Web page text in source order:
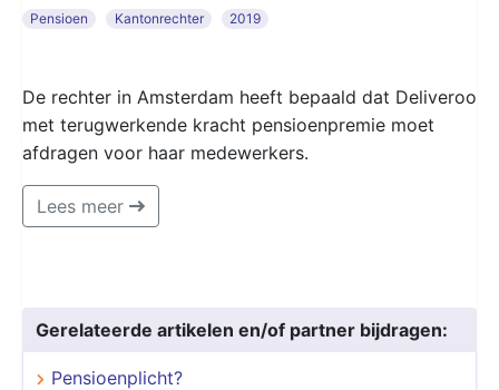
Pensioen Kantonrechter 2019
De rechter in Amsterdam heeft bepaald dat Deliveroo
met terugwerkende kracht pensioenpremie moet
afdragen voor haar medewerkers.
Lees meer
Gerelateerde artikelen en/of partner bijdragen:
Pensioenplicht?